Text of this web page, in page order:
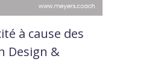
à cause des
Design &